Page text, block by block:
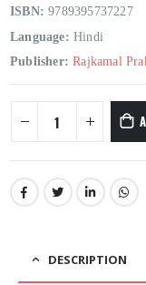
ISBN: 9789395737227
Language: Hindi
Publisher: Rajkamal
DESCRIPTION